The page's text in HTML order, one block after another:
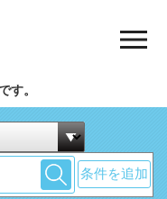
す。
条件を追加